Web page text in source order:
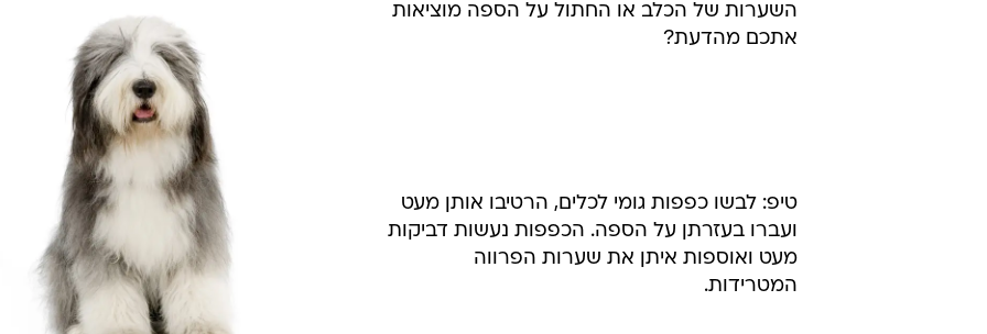
השערות של הכלב או החתול על הספה מוציאות
אתכם מהדעת?
טיפ: לבשו כפפות גומי לכלים, הרטיבו אותן מעט
ועברו בעזרתן על הספה. הכפפות נעשות דביקות
מעט ואוספות איתן את שערות הפרווה
המטרידות.